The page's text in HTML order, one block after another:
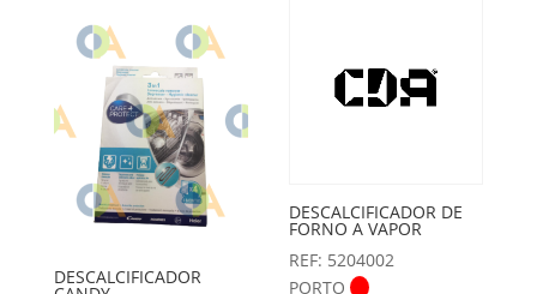
DESCALCIFICADOR
DESCALCIFICADOR DE
FORNO A VAPOR
REF: 5204002
PORTO